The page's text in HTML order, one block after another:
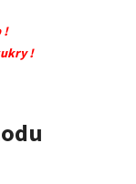
!
!